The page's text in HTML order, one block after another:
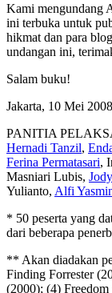
Kami mengundang
ini terbuka untuk
hikmat dan para
undangan ini,
Salam buku!
Jakarta, 10 Mei 2008
PANITIA
Hernadi Tanzil,
Ferina Permatasari,
Masniari Lubis,
Yulianto, Alfi
* 50 peserta yang
dari beberapa
** Akan diadakan
Finding Forrester
(2000); (4)